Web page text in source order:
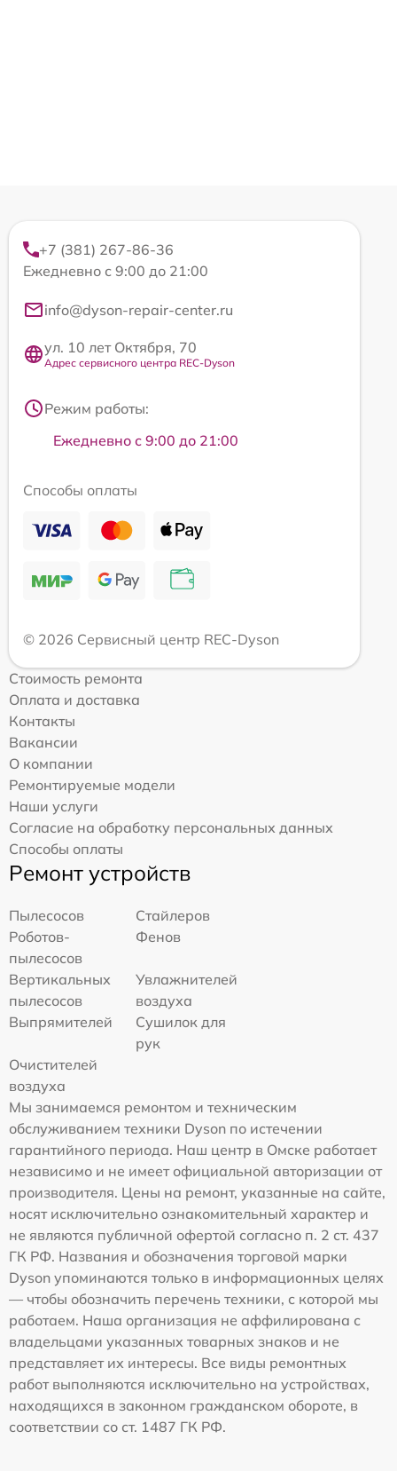
+7 (381) 267-86-36
Ежедневно с 9:00 до 21:00
info@dyson-repair-center.ru
ул. 10 лет Октября, 70
Адрес сервисного центра REC-Dyson
Режим работы:
Ежедневно с 9:00 до 21:00
Способы оплаты
© 2026 Сервисный центр REC-Dyson
Стоимость ремонта
Оплата и доставка
Контакты
Вакансии
О компании
Ремонтируемые модели
Наши услуги
Согласие на обработку персональных данных
Способы оплаты
Ремонт устройств
Пылесосов
Стайлеров
Роботов-
пылесосов
Фенов
Вертикальных
пылесосов
Увлажнителей
воздуха
Выпрямителей
Сушилок для
рук
Очистителей
воздуха
Мы занимаемся ремонтом и техническим
обслуживанием техники Dyson по истечении
гарантийного периода. Наш центр в Омске работает
независимо и не имеет официальной авторизации от
производителя. Цены на ремонт, указанные на сайте,
носят исключительно ознакомительный характер и
не являются публичной офертой согласно п. 2 ст. 437
ГК РФ. Названия и обозначения торговой марки
Dyson упоминаются только в информационных целях
— чтобы обозначить перечень техники, с которой мы
работаем. Наша организация не аффилирована с
владельцами указанных товарных знаков и не
представляет их интересы. Все виды ремонтных
работ выполняются исключительно на устройствах,
находящихся в законном гражданском обороте, в
соответствии со ст. 1487 ГК РФ.